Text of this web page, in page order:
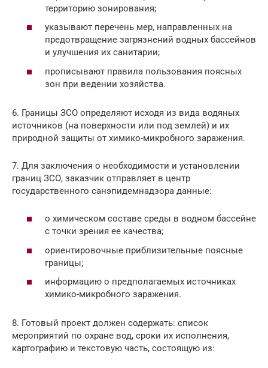
территорию зонирования;
указывают перечень мер, направленных на
предотвращение загрязнений водных бассейнов
и улучшения их санитарии;
прописывают правила пользования поясных
зон при ведении хозяйства.
6. Границы ЗСО определяют исходя из вида водяных
источников (на поверхности или под землей) и их
природной защиты от химико-микробного заражения.
7. Для заключения о необходимости и установлении
границ ЗСО, заказчик отправляет в центр
государственного санэпидемнадзора данные:
о химическом составе среды в водном бассейне
с точки зрения ее качества;
ориентировочные приблизительные поясные
границы;
информацию о предполагаемых источниках
химико-микробного заражения.
8. Готовый проект должен содержать: список
мероприятий по охране вод, сроки их исполнения,
картографию и текстовую часть, состоящую из: